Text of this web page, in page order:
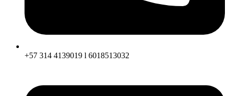
+57 314 4139019 l 6018513032